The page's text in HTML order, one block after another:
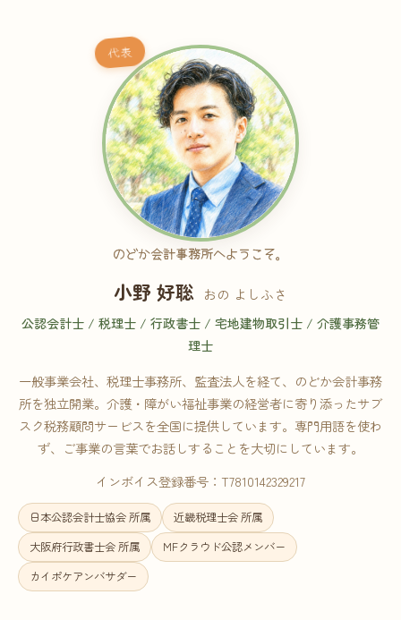
代表
のどか会計事務所へようこそ。
小野 好聡 おの よしふさ
公認会計士 / 税理士 / 行政書士 / 宅地建物取引士 / 介護事務管
理士
一般事業会社、税理士事務所、監査法人を経て、のどか会計事務
所を独立開業。介護・障がい福祉事業の経営者に寄り添ったサブ
スク税務顧問サービスを全国に提供しています。専門用語を使わ
ず、ご事業の言葉でお話しすることを大切にしています。
インボイス登録番号：T7810142329217
日本公認会計士協会 所属
近畿税理士会 所属
大阪府行政書士会 所属
MFクラウド公認メンバー
カイポケアンバサダー